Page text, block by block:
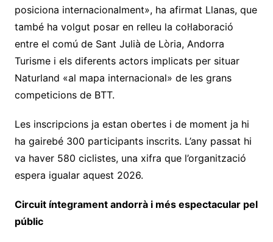
posiciona internacionalment», ha afirmat Llanas, que
també ha volgut posar en relleu la col·laboració
entre el comú de Sant Julià de Lòria, Andorra
Turisme i els diferents actors implicats per situar
Naturland «al mapa internacional» de les grans
competicions de BTT.
Les inscripcions ja estan obertes i de moment ja hi
ha gairebé 300 participants inscrits. L’any passat hi
va haver 580 ciclistes, una xifra que l’organització
espera igualar aquest 2026.
Circuit íntegrament andorrà i més espectacular pel
públic